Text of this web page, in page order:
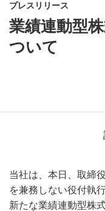
プレスリリース
業績連動型
ついて
当社は、本日、取締
を兼務しない役付執
新たな業績連動型株